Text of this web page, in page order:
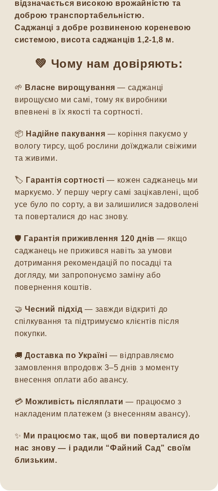
відзначається високою врожайністю та
доброю транспортабельністю.
Саджанці з добре розвиненою кореневою
системою, висота саджанців 1,2-1,8 м.
💚 Чому нам довіряють:
🌱 Власне вирощування — саджанці
вирощуємо ми самі, тому як виробники
впевнені в їх якості та сортності.
📦 Надійне пакування — коріння пакуємо у
вологу тирсу, щоб рослини доїжджали свіжими
та живими.
🏷️ Гарантія сортності — кожен саджанець ми
маркуємо. У першу чергу самі зацікавлені, щоб
усе було по сорту, а ви залишилися задоволені
та поверталися до нас знову.
🛡️ Гарантія приживлення 120 днів — якщо
саджанець не прижився навіть за умови
дотримання рекомендацій по посадці та
догляду, ми запропонуємо заміну або
повернення коштів.
🤝Чесний підхід — завжди відкриті до
спілкування та підтримуємо клієнтів після
покупки.
🚚Доставка по Україні — відправляємо
замовлення впродовж 3–5 днів з моменту
внесення оплати або авансу.
💳 Можливість післяплати — працюємо з
накладеним платежем (з внесенням авансу).
✨ Ми працюємо так, щоб ви поверталися до
нас знову — і радили “Файний Сад” своїм
близьким.